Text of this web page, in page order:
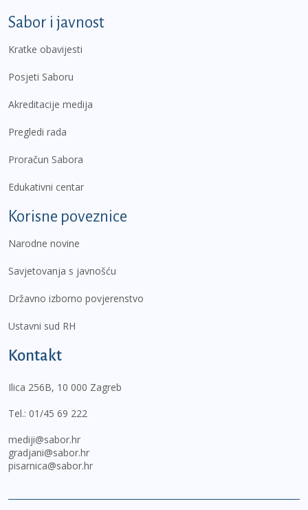
Sabor i javnost
Kratke obavijesti
Posjeti Saboru
Akreditacije medija
Pregledi rada
Proračun Sabora
Edukativni centar
Korisne poveznice
Narodne novine
Savjetovanja s javnošću
Državno izborno povjerenstvo
Ustavni sud RH
Kontakt
Ilica 256B, 10 000 Zagreb
Tel.: 01/45 69 222
mediji@sabor.hr
gradjani@sabor.hr
pisarnica@sabor.hr